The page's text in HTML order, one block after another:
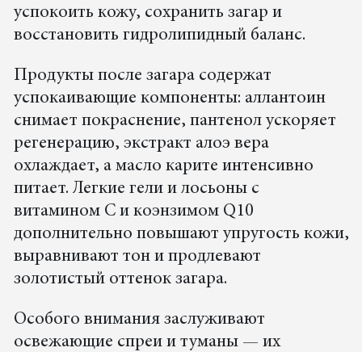
успокоить кожу, сохранить загар и
восстановить гидролипидный баланс.
Продукты после загара содержат
успокаивающие компоненты: аллантоин
снимает покраснение, пантенол ускоряет
регенерацию, экстракт алоэ вера
охлаждает, а масло карите интенсивно
питает. Легкие гели и лосьоны с
витамином С и коэнзимом Q10
дополнительно повышают упругость кожи,
выравнивают тон и продлевают
золотистый оттенок загара.
Особого внимания заслуживают
освежающие спреи и туманы — их